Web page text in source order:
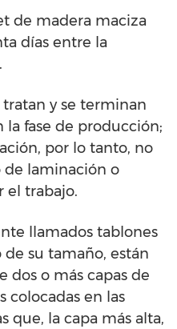
de madera maciza
días entre la
tratan y se terminan
la fase de producción;
por lo tanto, no
laminación o
el trabajo.
llamados tablones
su tamaño, están
dos o más capas de
colocadas en las
que, la capa más alta,